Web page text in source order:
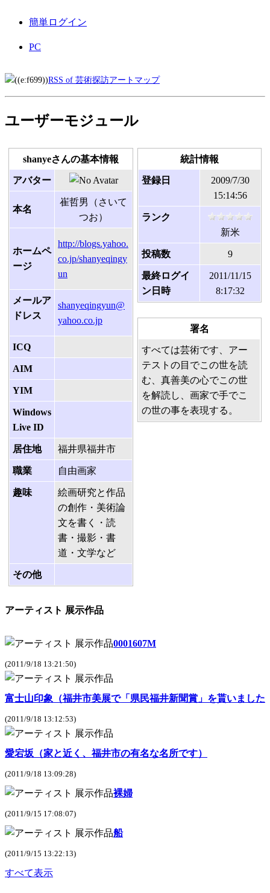
簡単ログイン
PC
RSS of 芸術探訪アートマップ
ユーザーモジュール
shanyeさんの基本情報
アバター
本名
崔哲男（さいて
つお）
ホームペ
ージ
http://blogs.yahoo.
co.jp/shanyeqingy
un
メールア
ドレス
shanyeqingyun@
yahoo.co.jp
ICQ
AIM
YIM
Windows
Live ID
居住地 福井県福井市
職業 自由画家
趣味
絵画研究と作品
の創作・美術論
文を書く・読
書・撮影・書
道・文学など
その他
統計情報
登録日
2009/7/30
15:14:56
ランク
新米
投稿数 9
最終ログイ
ン日時
2011/11/15
8:17:32
署名
すべては芸術です、アー
テストの目でこの世を読
む、真善美の心でこの世
を解読し、画家で手でこ
の世の事を表現する。
アーティスト 展示作品
0001607M
(2011/9/18 13:21:50)
富士山印象（福井市美展で「県民福井新聞賞」を貰いました
(2011/9/18 13:12:53)
愛宕坂（家と近く、福井市の有名な名所です）
(2011/9/18 13:09:28)
裸婦
(2011/9/15 17:08:07)
船
(2011/9/15 13:22:13)
すべて表示